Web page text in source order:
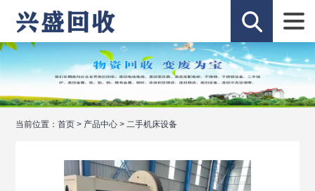
当前位置：首页 > 产品中心 >二手机床设备